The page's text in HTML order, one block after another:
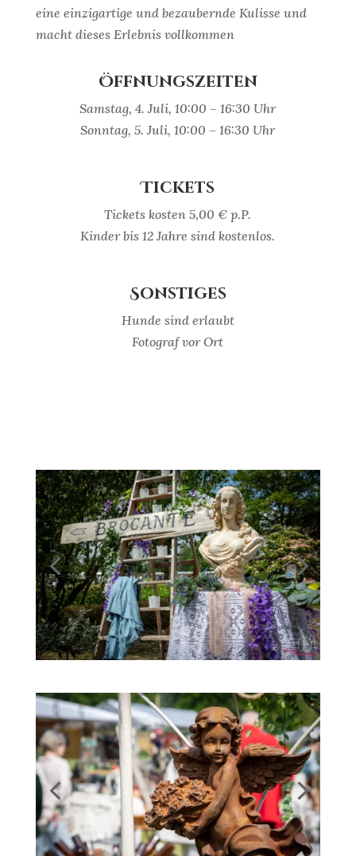
eine einzigartige und bezaubernde Kulisse und
macht dieses Erlebnis vollkommen
Öffnungszeiten
Samstag, 4. Juli, 10:00 – 16:30 Uhr
Sonntag, 5. Juli, 10:00 – 16:30 Uhr
Tickets
Tickets kosten 5,00 € p.P.
Kinder bis 12 Jahre sind kostenlos.
Sonstiges
Hunde sind erlaubt
Fotograf vor Ort